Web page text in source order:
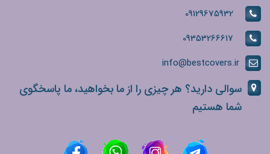
09129675932
09353266617
info@bestcovers.ir
سوالی دارید؟ هر چیزی را از ما بخواهید، ما پاسخگوی
شما هستیم